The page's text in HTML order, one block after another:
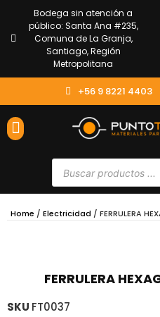
Bodega sin atención a
público: Santa Ana #235,
Comuna de La Granja,
Santiago, Región
Metropolitana
+56 9 8221 4403
Home / Electricidad / FERRULERA
FERRULERA
SKU FT0037